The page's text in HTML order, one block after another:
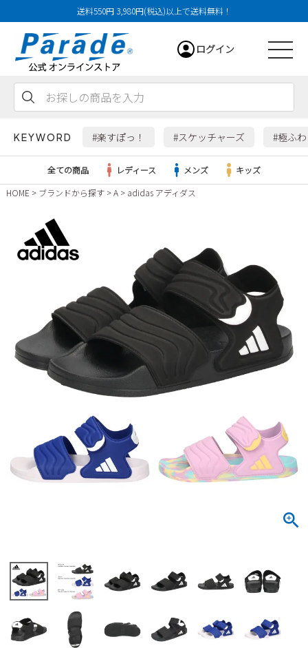
送料550円 3,980円(税込)以上で送料無料！
ログイン
KEYWORD #楽すぽっ！ #スケッチャーズ #極ふ
レディース
すべての商品
サンダル
レインシューズ
パンプス
ローファー
カジュアルシューズ
ウェア
Parade
すべての商品
サンダル
レインシューズ
スニーカー
ビジネス・ドレスシューズ
ワークシューズ
ブーツ
ウェア
キッズ
すべての商品
レインシューズ
スニーカー
ブーツ
Parade
NEW
すべての商品
レディース新入荷
すべての商品
キッズSALE
バッグ
ボディバッグ
ハンドバッグ
すべての商品
ケア用品
雑貨
ご利用ガイド
全ての商品 レディース メンズ
キッズ
HOME
ブランドから探す A adidas アディダス